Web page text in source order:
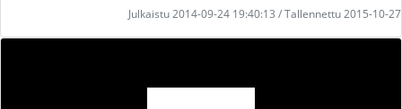
Julkaistu 2014-09-24 19:40:13 / Tallennettu 2015-10-27